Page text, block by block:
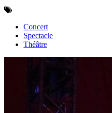
Concert
Spectacle
Théâtre